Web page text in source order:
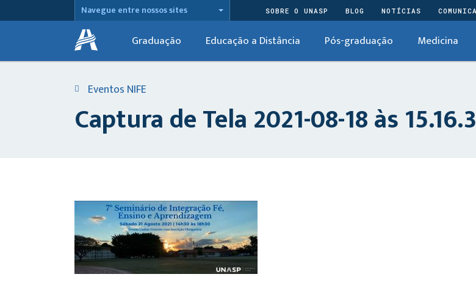
Navegue entre nossos sites SOBRE O UNASP BLOG NOTÍCIAS
Graduação Educação a Distância Pós-graduação Medicina
Eventos NIFE
Captura de Tela 2021-08-18 às